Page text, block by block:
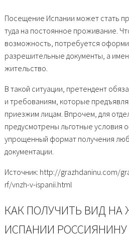
Посещение Испании может стать
туда на постоянное проживание.
возможность, потребуется
разрешительные документы, а
жительство.
В такой ситуации, претендент
и требованиям, которые
приезжим лицам. Впрочем, для
предусмотрены льготные условия
упрощенный формат получения
документации.
Источник: http://grazhdaninu.com/
rf/vnzh-v-ispanii.html
КАК ПОЛУЧИТЬ ВИД НА
ИСПАНИИ РОССИЯНИНУ